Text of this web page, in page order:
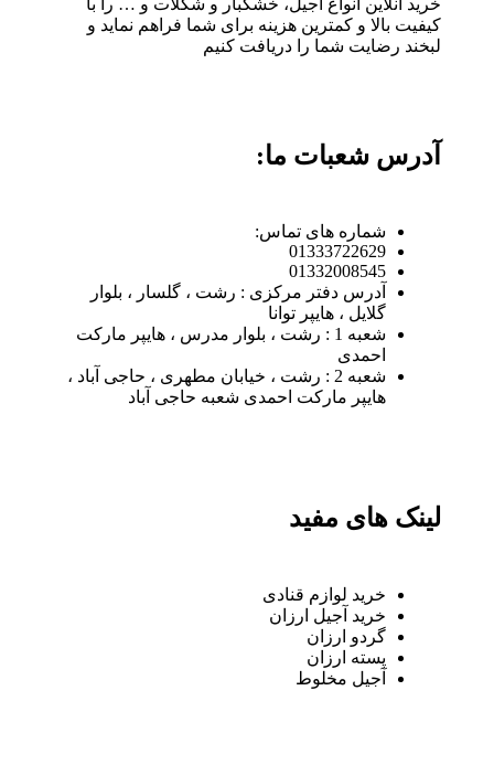
کیفیت بالا و کمترین هزینه برای شما فراهم نماید و
لبخند رضایت شما را دریافت کنیم
آدرس شعبات ما:
شماره های تماس:
01333722629
01332008545
آدرس دفتر مرکزی : رشت ، گلسار ، بلوار
گلایل ، هایپر توانا
شعبه 1 : رشت ، بلوار مدرس ، هایپر مارکت
احمدی
شعبه 2 : رشت ، خیابان مطهری ، حاجی آباد ،
هایپر مارکت احمدی شعبه حاجی آباد
لینک های مفید
خرید لوازم قنادی
خرید آجیل ارزان
گردو ارزان
پسته ارزان
آجیل مخلوط